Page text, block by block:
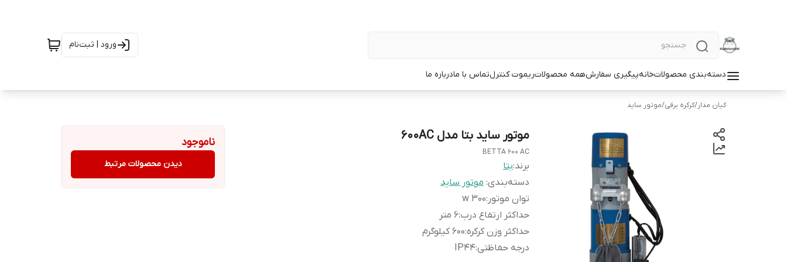
ورود | ثبت‌نام
دسته‌بندی محصولاتخانهپیگیری سفارشهمه محصولاتریموت کنترلتماس با مادرباره ما
کیان مدار/کرکره برقی/موتور ساید
موتور ساید بتا مدل 600AC
BETTA 600 AC
برند:بتا
دسته‌بندی: موتور ساید
توان موتور :
300 w
حداکثر ارتفاع درب:۶ متر
حداکثر وزن کرکره:۶۰۰ کیلوگرم
درجه حفاظتی:
IP44
ناموجود
دیدن محصولات مرتبط